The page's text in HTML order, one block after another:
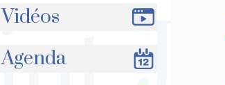
Vidéos
Agenda